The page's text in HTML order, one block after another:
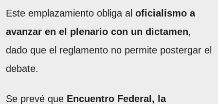
Este emplazamiento obliga al oficialismo a
avanzar en el plenario con un dictamen,
dado que el reglamento no permite postergar el
debate.
Se prevé que Encuentro Federal, la